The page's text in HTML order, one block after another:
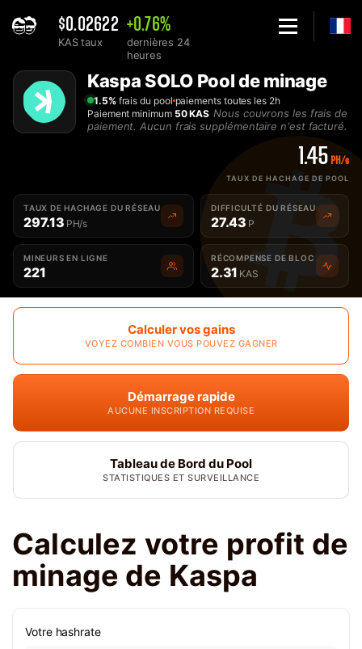
$0.02622
KAS taux
+0.76%
dernières 24
heures
Home
Minage SOLO de Pool Kaspa KAS - 2Miners
Kaspa SOLO Pool de minage
1.5%frais du pool paiements toutes les 2h
Paiement minimum 50 KAS Nous couvrons les frais de
paiement. Aucun frais supplémentaire n'est facturé.
1.45 PH/s
TAUX DE HACHAGE DE POOL
TAUX DE HACHAGE DU RÉSEAU
297.13 PH/s
DIFFICULTÉ DU RÉSEAU
27.43 P
MINEURS EN LIGNE
221
RÉCOMPENSE DE BLOC
2.31 KAS
Calculer vos gains
VOYEZ COMBIEN VOUS POUVEZ GAGNER
Démarrage rapide
AUCUNE INSCRIPTION REQUISE
Tableau de Bord du Pool
STATISTIQUES ET SURVEILLANCE
Calculez votre profit de
minage de Kaspa
Votre hashrate